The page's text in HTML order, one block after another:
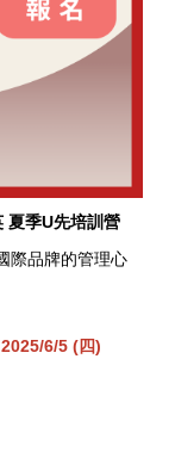
夏季U先培訓營
際品牌的管理心
2025/6/5 (四)